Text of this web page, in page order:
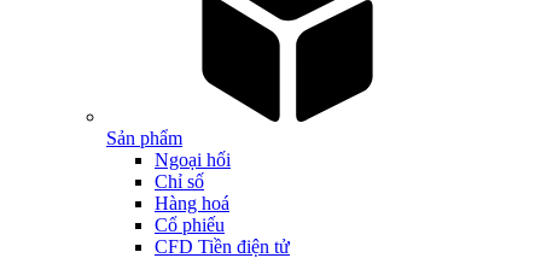
Sản phẩm
Ngoại hối
Chỉ số
Hàng hoá
Cổ phiếu
CFD Tiền điện tử